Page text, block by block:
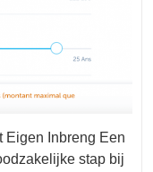
stap bij